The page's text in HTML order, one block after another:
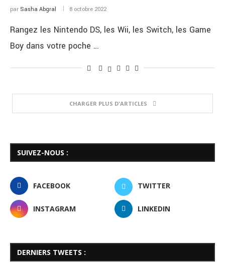
par Sasha Abgral 8 octobre 2022
Rangez les Nintendo DS, les Wii, les Switch, les Game
Boy dans votre poche …
CHARGER PLUS D'ARTICLES
SUIVEZ-NOUS :
FACEBOOK TWITTER
INSTAGRAM LINKEDIN
DERNIERS TWEETS :